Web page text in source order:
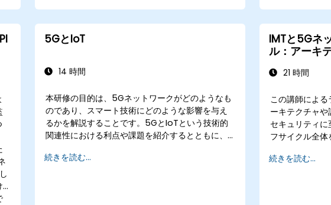
5GとIoT
14 時間
本研修の目的は、5Gネットワークがどのようなも
のであり、スマート技術にどのような影響を与え
るかを解説することです。5GとIoTという技術的
関連性における利点や課題を紹介するとともに、
たこのネットワークの今後の発展方向についても
続きを読む...
IMTと5Gネ
ル：アーキ
21 時間
この講師によ
ーキテクチャや
セキュリティ
フサイクル全
またはオンサイ
続きを読む...